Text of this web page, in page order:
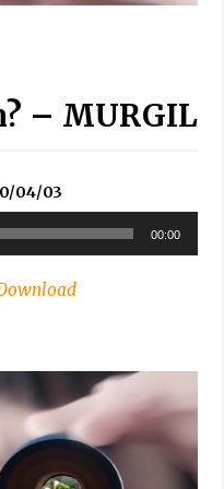
Topaketak – Mila
– MURGIL
04/03
00:00